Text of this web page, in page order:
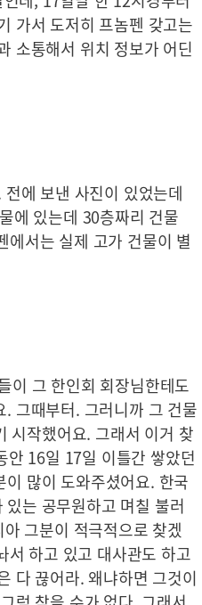
가서 도저히 프놈펜 갖고는
소통해서 위치 정보가 어딘
에 보낸 사진이 있었는데
에 있는데 30층짜리 건물
에서는 실제 고가 건물이 별
이 그 한인회 회장님한테도
그때부터. 그러니까 그 건물
시작했어요. 그래서 이거 찾
안 16일 17일 이틀간 쌓았던
많이 도와주셨어요. 한국
는 공무원하고 며칠 불러
그분이 적극적으로 찾겠
서 하고 있고 대사관도 하고
다 끊어라. 왜냐하면 그것이